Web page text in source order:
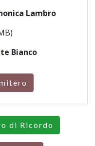
Lambro
Bianco
di Ricordo